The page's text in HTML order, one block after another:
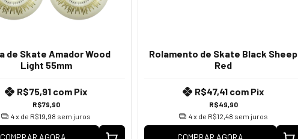
de Skate Amador Wood
Light 55mm
R$79,90
R$75,91 com Pix
4x de R$19,98 sem juros
COMPRAR AGORA
Rolamento de Skate Black Sheep
Red
R$49,90
R$47,41 com Pix
4x de R$12,48 sem juros
COMPRAR AGORA